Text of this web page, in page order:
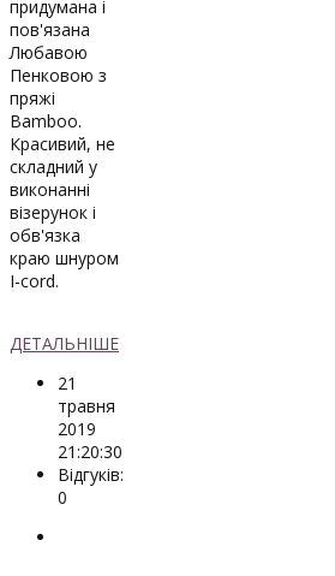
придумана і
пов'язана
Любавою
Пенковою з
пряжі
Bamboo.
Красивий, не
складний у
виконанні
візерунок і
обв'язка
краю шнуром
I-cord.
ДЕТАЛЬНІШЕ
21
травня
2019
21:20:30
Відгуків:
0